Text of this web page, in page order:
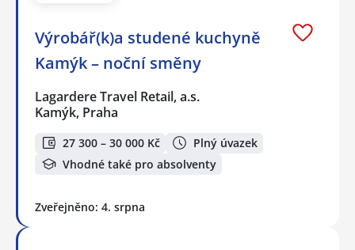
Výrobář(k)a studené kuchyně
Kamýk – noční směny
Lagardere Travel Retail, a.s.
Kamýk, Praha
27 300 – 30 000 Kč
Plný úvazek
Vhodné také pro absolventy
Zveřejněno: 4. srpna